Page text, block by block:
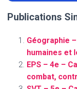
Publications
Géographie
humaines et
EPS – 4e –
combat,